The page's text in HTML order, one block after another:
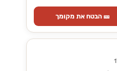
🎫 הבטח את מקומך